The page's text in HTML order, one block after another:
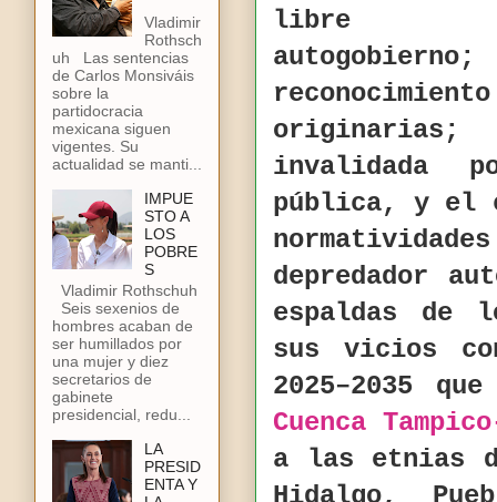
libre
originarias;
invalidada
pública, y el
depredador
espaldas de
sus vicios
2025–2035
Cuenca
a las etnias
Hidalgo,
Vladimir
Rothsch
uh Las sentencias
de Carlos Monsiváis
sobre la
partidocracia
mexicana siguen
vigentes. Su
actualidad se manti...
IMPUE
STO A
LOS
POBRE
S
Vladimir Rothschuh
Seis sexenios de
hombres acaban de
ser humillados por
una mujer y diez
secretarios de
gabinete
presidencial, redu...
LA
PRESID
ENTA Y